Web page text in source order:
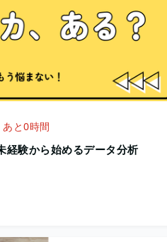
あと0時間
経験から始めるデータ分析